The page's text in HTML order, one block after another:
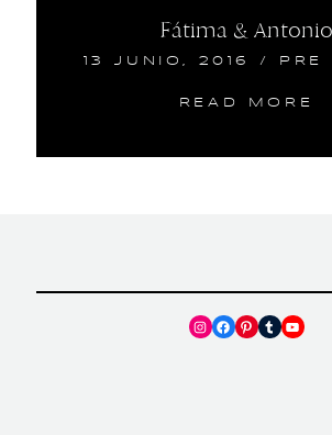
Fátima & Antonio
13 JUNIO, 2016 / PRE
READ MORE
Instagram
Facebook
Pinterest
TumblrYouTube